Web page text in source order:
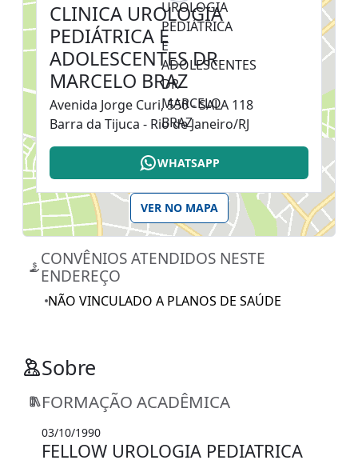
CLINICA UROLOGIA
PEDIÁTRICA E
ADOLESCENTES DR
MARCELO BRAZ
Avenida Jorge Curi, 550 - SALA 118
Barra da Tijuca - Rio de Janeiro/RJ
WHATSAPP
VER NO MAPA
CONVÊNIOS ATENDIDOS NESTE
ENDEREÇO
NÃO VINCULADO A PLANOS DE SAÚDE
Sobre
FORMAÇÃO ACADÊMICA
03/10/1990
FELLOW UROLOGIA PEDIATRICA